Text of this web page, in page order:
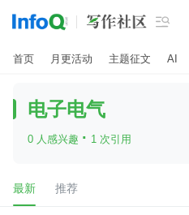

首页 月更活动 主题征文 AI
电子电气
0 人感兴趣 · 1 次引用
最新 推荐